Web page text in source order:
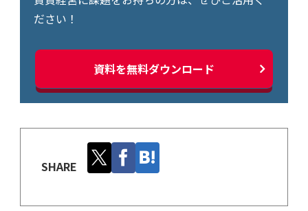
ださい！
資料を無料ダウンロード
SHARE